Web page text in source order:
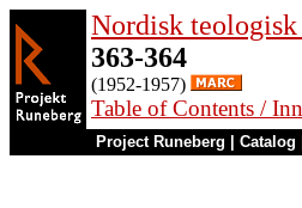
Nordisk
363-364
(1952-1957)
Table of Contents /
Project Runeberg Catalog